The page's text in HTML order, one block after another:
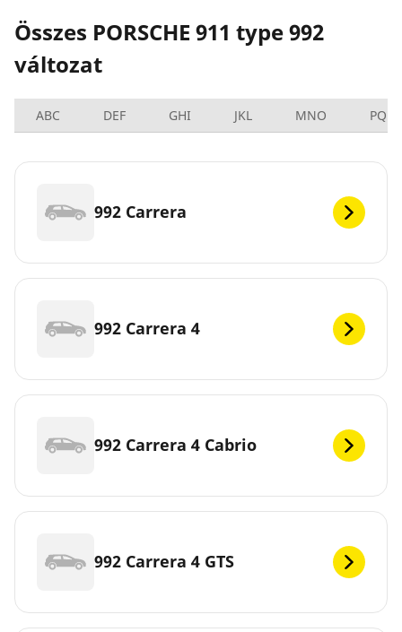
Összes PORSCHE 911 type 992
változat
ABC DEF GHI JKL MNO PQRS
992 Carrera
992 Carrera 4
992 Carrera 4 Cabrio
992 Carrera 4 GTS